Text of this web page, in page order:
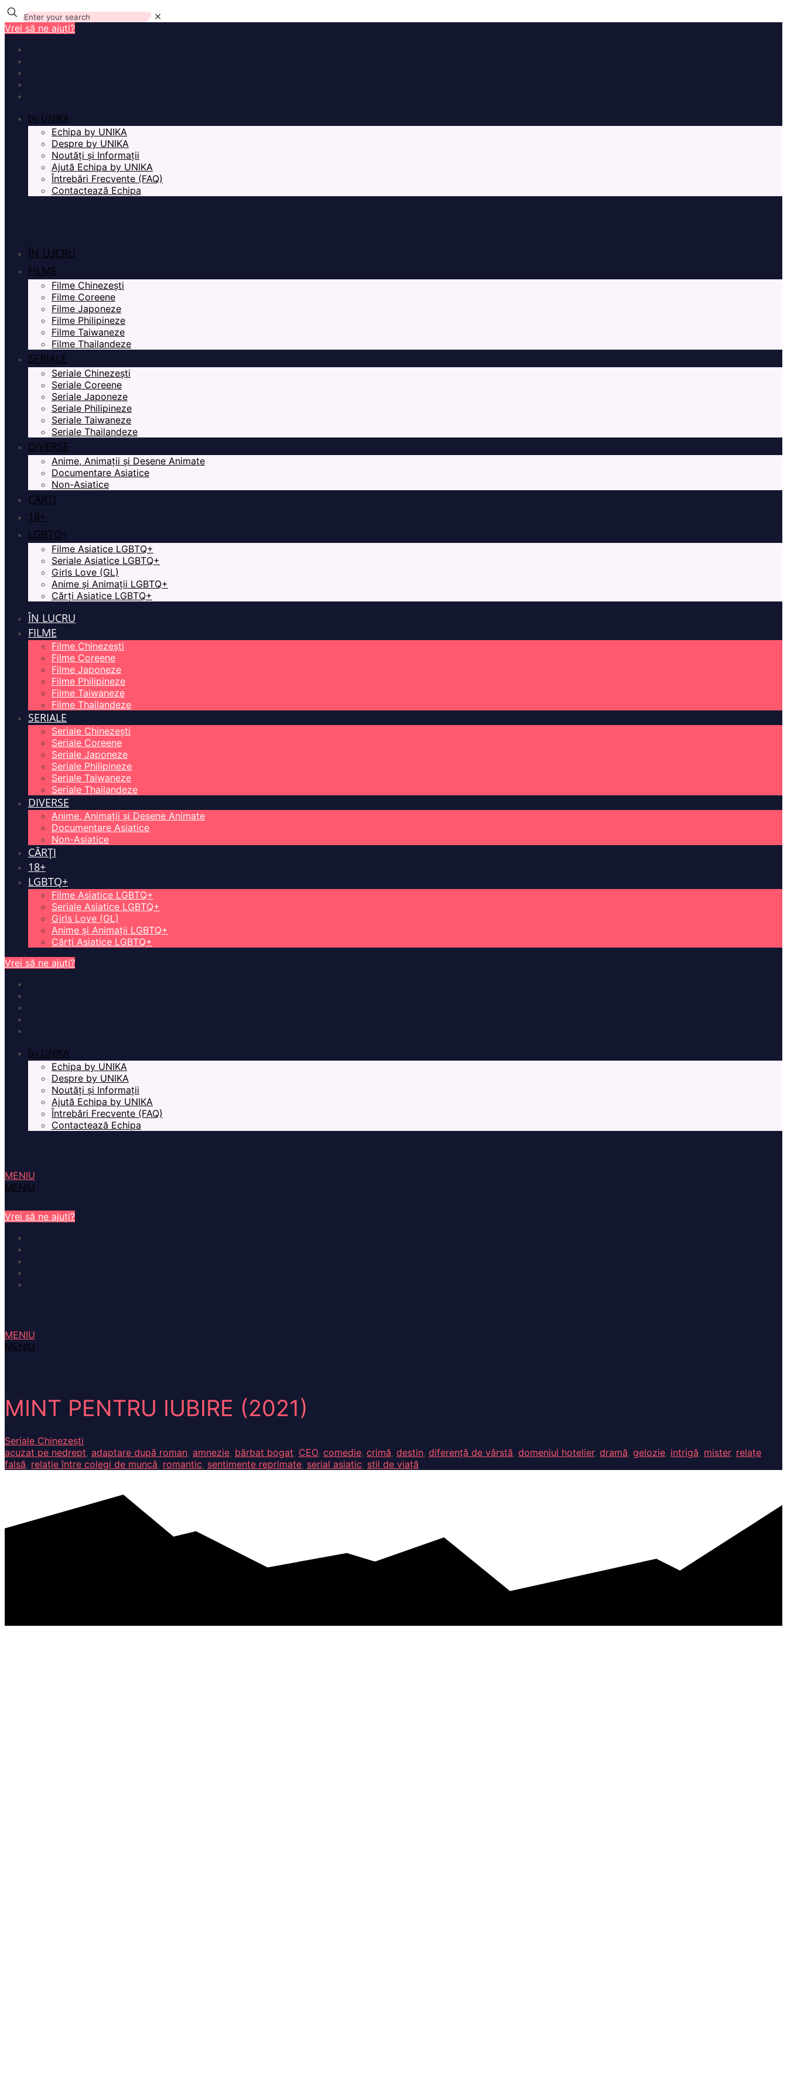
✕
Vrei să ne ajuți?
by UNIKA
Echipa by UNIKA
Despre by UNIKA
Noutăți și Informații
Ajută Echipa by UNIKA
Întrebări Frecvente (FAQ)
Contactează Echipa
ÎN LUCRU
FILME
Filme Chinezești
Filme Coreene
Filme Japoneze
Filme Philipineze
Filme Taiwaneze
Filme Thailandeze
SERIALE
Seriale Chinezești
Seriale Coreene
Seriale Japoneze
Seriale Philipineze
Seriale Taiwaneze
Seriale Thailandeze
DIVERSE
Anime, Animații și Desene Animate
Documentare Asiatice
Non-Asiatice
CĂRȚI
18+
LGBTQ+
Filme Asiatice LGBTQ+
Seriale Asiatice LGBTQ+
Girls Love (GL)
Anime și Animații LGBTQ+
Cărți Asiatice LGBTQ+
ÎN LUCRU
FILME
Filme Chinezești
Filme Coreene
Filme Japoneze
Filme Philipineze
Filme Taiwaneze
Filme Thailandeze
SERIALE
Seriale Chinezești
Seriale Coreene
Seriale Japoneze
Seriale Philipineze
Seriale Taiwaneze
Seriale Thailandeze
DIVERSE
Anime, Animații și Desene Animate
Documentare Asiatice
Non-Asiatice
CĂRȚI
18+
LGBTQ+
Filme Asiatice LGBTQ+
Seriale Asiatice LGBTQ+
Girls Love (GL)
Anime și Animații LGBTQ+
Cărți Asiatice LGBTQ+
Vrei să ne ajuți?
by UNIKA
Echipa by UNIKA
Despre by UNIKA
Noutăți și Informații
Ajută Echipa by UNIKA
Întrebări Frecvente (FAQ)
Contactează Echipa
MENIU
MENIU
Vrei să ne ajuți?
MENIU
MENIU
MINT PENTRU IUBIRE (2021)
Seriale Chinezești
acuzat pe nedrept, adaptare după roman, amnezie, bărbat bogat, CEO, comedie, crimă, destin, diferență de vârstă, domeniul hotelier, dramă, gelozie, intrigă, mister, relațe
falsă, relație între colegi de muncă, romantic, sentimente reprimate, serial asiatic, stil de viață